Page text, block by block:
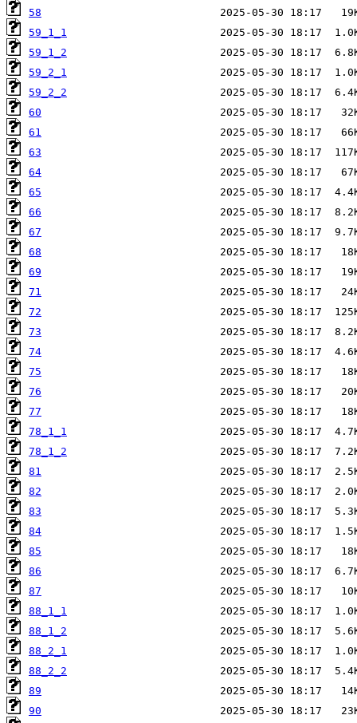
58
59_1_1
59_1_2
59_2_1
59_2_2
60
61
63
64
65
66
67
68
69
71
72
73
74
75
76
77
78_1_1
78_1_2
81
82
83
84
85
86
87
88_1_1
88_1_2
88_2_1
88_2_2
89
90